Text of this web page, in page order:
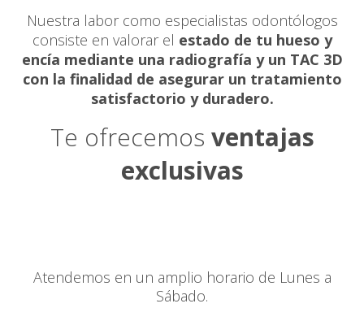
Nuestra labor como especialistas odontólogos
consiste en valorar el estado de tu hueso y
encía mediante una radiografía y un TAC 3D
con la finalidad de asegurar un tratamiento
satisfactorio y duradero.
Te ofrecemos ventajas
exclusivas
Atendemos en un amplio horario de Lunes a
Sábado.